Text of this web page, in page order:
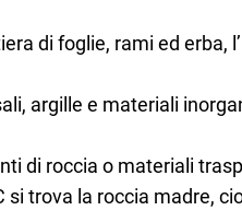
di foglie, rami ed erba,
argille e materiali
di roccia o materiali
si trova la roccia madre,